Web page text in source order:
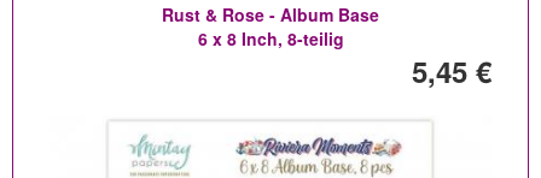
Rust & Rose - Album Base
6 x 8 Inch, 8-teilig
5,45 €